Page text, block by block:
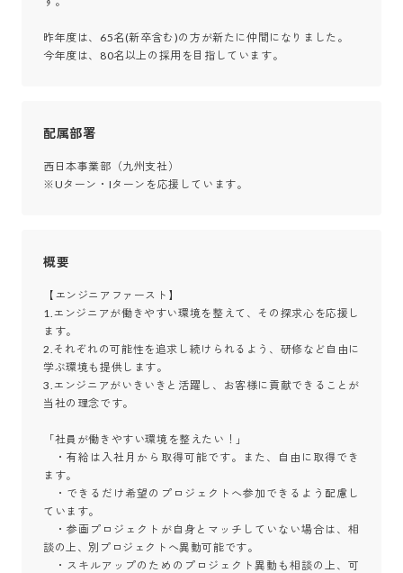
昨年度は、65名(新卒含む)の方が新たに仲間になりました。
今年度は、80名以上の採用を目指しています。
配属部署
西日本事業部（九州支社）
※Uターン・Iターンを応援しています。
概要
【エンジニアファースト】
1.エンジニアが働きやすい環境を整えて、その探求心を応援し
ます。
2.それぞれの可能性を追求し続けられるよう、研修など自由に
学ぶ環境も提供します。
3.エンジニアがいきいきと活躍し、お客様に貢献できることが
当社の理念です。
「社員が働きやすい環境を整えたい！」
・有給は入社月から取得可能です。また、自由に取得でき
ます。
・できるだけ希望のプロジェクトへ参加できるよう配慮し
ています。
・参画プロジェクトが自身とマッチしていない場合は、相
談の上、別プロジェクトへ異動可能です。
・スキルアップのためのプロジェクト異動も相談の上、可